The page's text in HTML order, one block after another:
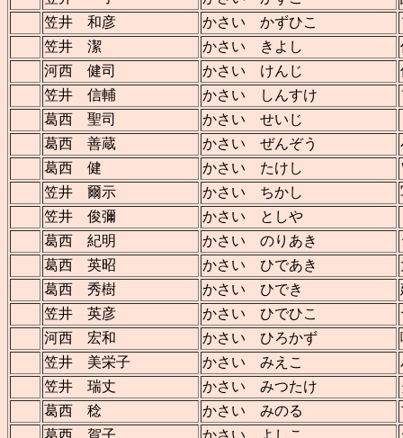
笠井 和彦
かさい かずひこ
笠井 潔
かさい きよし
河西 健司
かさい けんじ
笠井 信輔
かさい しんすけ
葛西 聖司
かさい せいじ
葛西 善蔵
かさい ぜんぞう
葛西 健
かさい たけし
笠井 爾示
かさい ちかし
笠井 俊彌
かさい としや
葛西 紀明
かさい のりあき
葛西 英昭
かさい ひであき
葛西 秀樹
かさい ひでき
笠井 英彦
かさい ひでひこ
河西 宏和
かさい ひろかず
笠井 美栄子
かさい みえこ
笠井 瑞丈
かさい みつたけ
葛西 稔
かさい みのる
葛西 賀子
かさい よしこ